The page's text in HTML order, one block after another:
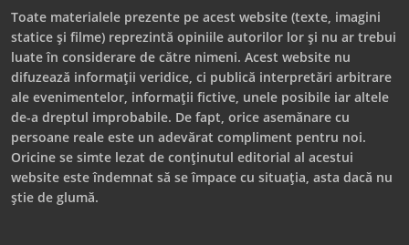
Toate materialele prezente pe acest website (texte, imagini
statice și filme) reprezintă opiniile autorilor lor și nu ar trebui
luate în considerare de către nimeni. Acest website nu
difuzează informații veridice, ci publică interpretări arbitrare
ale evenimentelor, informații fictive, unele posibile iar altele
de-a dreptul improbabile. De fapt, orice asemănare cu
persoane reale este un adevărat compliment pentru noi.
Oricine se simte lezat de conținutul editorial al acestui
website este îndemnat să se împace cu situația, asta dacă nu
știe de glumă.